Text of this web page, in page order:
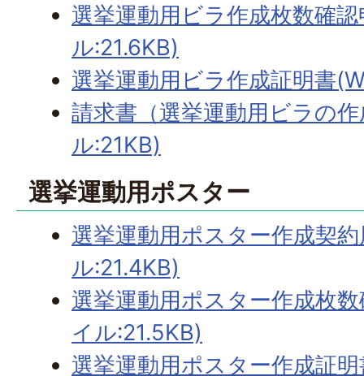
選挙運動用ビラ作成枚数確
ル:21.6KB)
選挙運動用ビラ作成証明書
請求書（選挙運動用ビラの
ル:21KB)
選挙運動用ポスター
選挙運動用ポスター作成契
ル:21.4KB)
選挙運動用ポスター作成枚
イル:21.5KB)
選挙運動用ポスター作成証